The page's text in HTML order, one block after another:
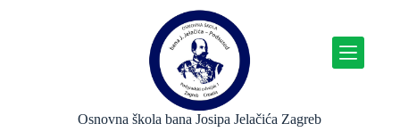
Osnovna škola bana Josipa Jelačića Zagreb